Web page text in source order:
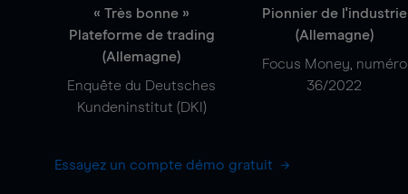
« Très bonne »
Plateforme de trading
(Allemagne)
Enquête du Deutsches
Kundeninstitut (DKI)
Pionnier de l'industrie
(Allemagne)
Focus Money, numéro
36/2022
Essayez un compte démo gratuit